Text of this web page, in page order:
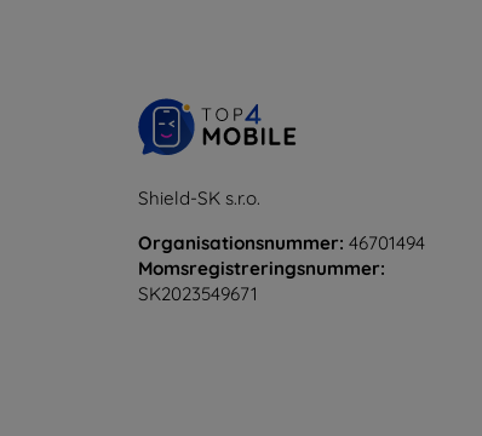
Shield-SK s.r.o.
Organisationsnummer: 46701494
Momsregistreringsnummer:
SK2023549671